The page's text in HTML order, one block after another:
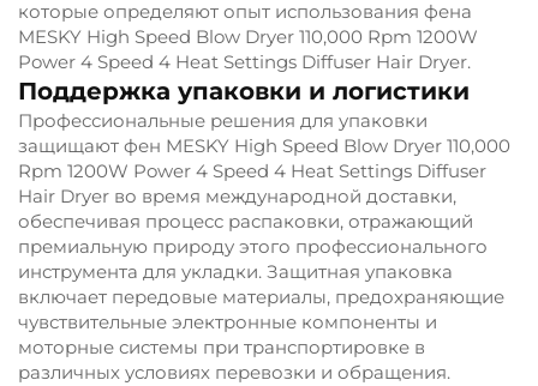
которые определяют опыт использования фена
MESKY High Speed Blow Dryer 110,000 Rpm 1200W
Power 4 Speed 4 Heat Settings Diffuser Hair Dryer.
Поддержка упаковки и логистики
Профессиональные решения для упаковки
защищают фен MESKY High Speed Blow Dryer 110,000
Rpm 1200W Power 4 Speed 4 Heat Settings Diffuser
Hair Dryer во время международной доставки,
обеспечивая процесс распаковки, отражающий
премиальную природу этого профессионального
инструмента для укладки. Защитная упаковка
включает передовые материалы, предохраняющие
чувствительные электронные компоненты и
моторные системы при транспортировке в
различных условиях перевозки и обращения.